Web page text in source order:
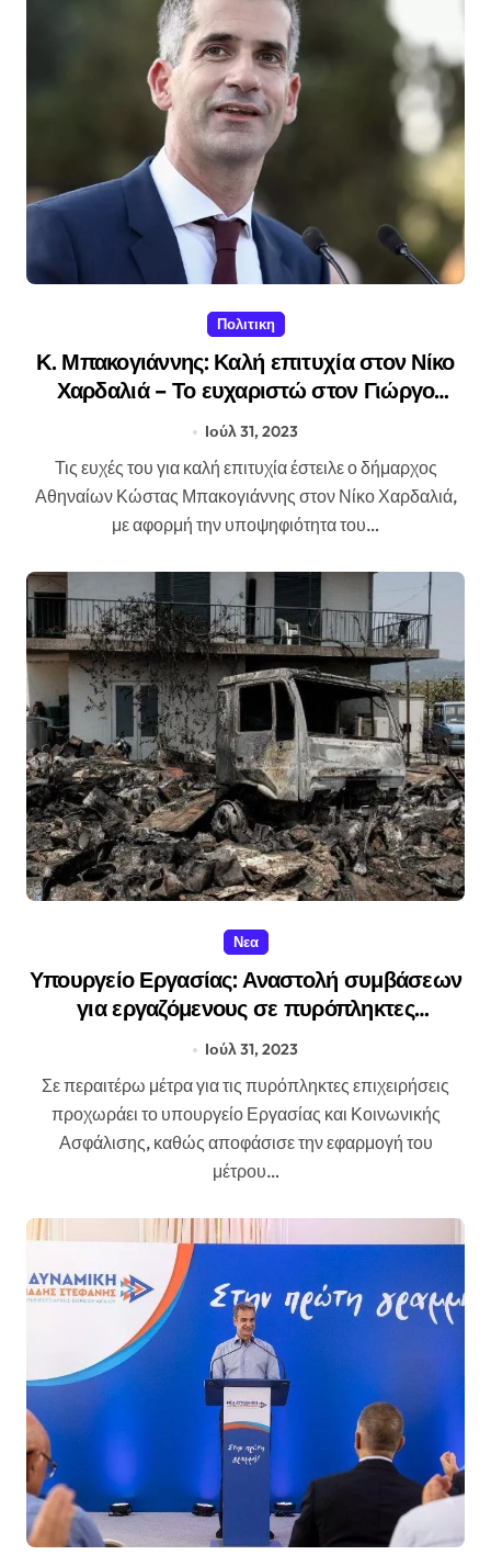
Πολιτικη
Κ. Μπακογιάννης: Καλή επιτυχία στον Νίκο
Χαρδαλιά – Το ευχαριστώ στον Γιώργο
Πατούλη
Ιούλ 31, 2023
Τις ευχές του για καλή επιτυχία έστειλε ο δήμαρχος
Αθηναίων Κώστας Μπακογιάννης στον Νίκο Χαρδαλιά,
με αφορμή την υποψηφιότητα του…
Νεα
Υπουργείο Εργασίας: Αναστολή συμβάσεων
για εργαζόμενους σε πυρόπληκτες
επιχειρήσεις – Όλη η διαδικασία
Ιούλ 31, 2023
Σε περαιτέρω μέτρα για τις πυρόπληκτες επιχειρήσεις
προχωράει το υπουργείο Εργασίας και Κοινωνικής
Ασφάλισης, καθώς αποφάσισε την εφαρμογή του
μέτρου…